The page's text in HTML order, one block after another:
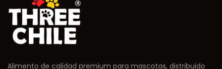
Veterinaria Alto Pucón
Pasaje Arriagada km 2, Pucón
altopuconvet@gmail.com
Pasaje el bosque 030, Pucón
Alimento de calidad premium para mascotas, distribuido